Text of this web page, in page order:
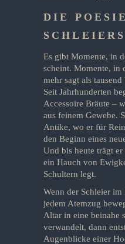
DIE
SCHLEIERS
Es gibt Momente, in
scheint. Momente, in
mehr sagt als tausend
Seit Jahrhunderten
Accessoire Bräute –
aus feinem Gewebe.
Antike, wo er für
den Beginn eines
Und bis heute trägt
ein Hauch von
Schultern legt.
Wenn der Schleier
jedem Atemzug
Altar in eine beinahe
verwandelt, dann
Augenblicke einer